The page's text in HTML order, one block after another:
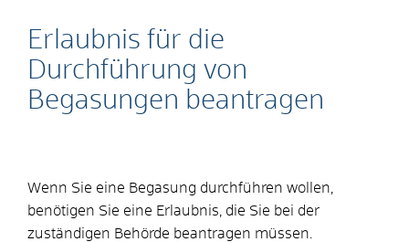
Erlaubnis für die
Durchführung von
Begasungen beantragen
Wenn Sie eine Begasung durchführen wollen,
benötigen Sie eine Erlaubnis, die Sie bei der
zuständigen Behörde beantragen müssen.